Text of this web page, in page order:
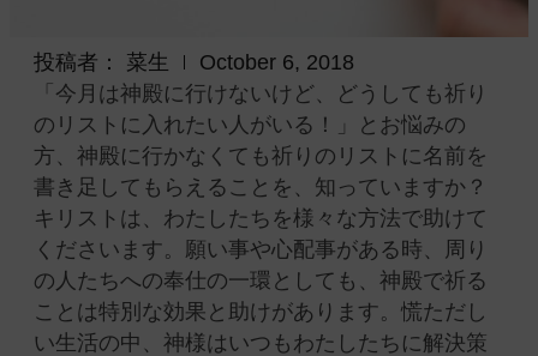
投稿者： 菜生
October 6, 2018
「今月は神殿に行けないけど、どうしても祈り
のリストに入れたい人がいる！」とお悩みの
方、神殿に行かなくても祈りのリストに名前を
書き足してもらえることを、知っていますか？
キリストは、わたしたちを様々な方法で助けて
くださいます。願い事や心配事がある時、周り
の人たちへの奉仕の一環としても、神殿で祈る
ことは特別な効果と助けがあります。慌ただし
い生活の中、神様はいつもわたしたちに解決策